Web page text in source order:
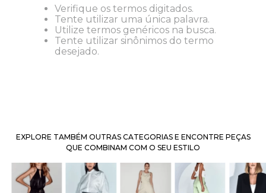
Verifique os termos digitados.
Tente utilizar uma única palavra.
Utilize termos genéricos na busca.
Tente utilizar sinônimos do termo
desejado.
EXPLORE TAMBÉM OUTRAS CATEGORIAS E ENCONTRE PEÇAS
QUE COMBINAM COM O SEU ESTILO